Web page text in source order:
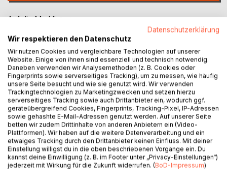
Auf die Merkliste
BESCHREIBUNG
Do you lack energy at work or in your private life? Do you
have dreams that constantly fall down by the wayside?
People often pursue demands which are not their own and
Datenschutzerklärung
Wir respektieren den Datenschutz
Wir nutzen Cookies und vergleichbare Technologien auf unserer
Website. Einige von ihnen sind essenziell und technisch notwendig.
Daneben verwenden wir Analysemethoden (z. B. Cookies oder
Fingerprints sowie serverseitiges Tracking), um zu messen, wie häufig
unsere Seite besucht und wie sie genutzt wird. Wir verwenden
Trackingtechnologien zu Marketingzwecken und setzen hierzu
serverseitiges Tracking sowie auch Drittanbieter ein, wodurch ggf.
geräteübergreifend Cookies, Fingerprints, Tracking-Pixel, IP-Adressen
sowie gehashte E-Mail-Adressen genutzt werden. Auf unserer Seite
betten wir zudem Drittinhalte von anderen Anbietern ein (Video-
Plattformen). Wir haben auf die weitere Datenverarbeitung und ein
etwaiges Tracking durch den Drittanbieter keinen Einfluss. Mit deiner
Einstellung willigst du in die oben beschriebenen Vorgänge ein. Du
kannst deine Einwilligung (z. B. im Footer unter „Privacy-Einstellungen“)
jederzeit mit Wirkung für die Zukunft widerrufen. (BoD-Impressum)